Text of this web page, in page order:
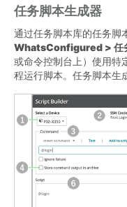
任务脚本生成器
通过任务脚本库的任务脚
WhatsConfigured > 任
或命令控制台上）使用特
程运行脚本。任务脚本生